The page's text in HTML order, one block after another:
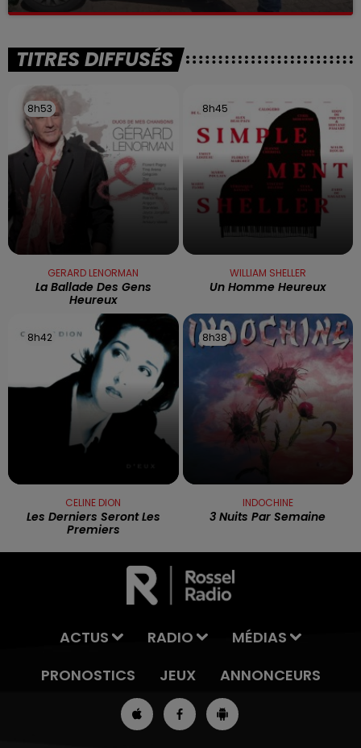
TITRES DIFFUSÉS
8h53
8h53
GERARD LENORMAN
La Ballade Des Gens
Heureux
8h45
8h45
WILLIAM SHELLER
Un Homme Heureux
8h42
8h42
CELINE DION
Les Derniers Seront Les
Premiers
8h38
8h38
INDOCHINE
3 Nuits Par Semaine
ACTUS RADIO
MÉDIAS
PRONOSTICS
JEUX ANNONCEURS